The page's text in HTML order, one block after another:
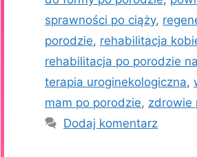
sprawności po ciąży,
porodzie, rehabilitacja
rehabilitacja po porodzie
terapia uroginekologiczna,
mam po porodzie, zdrowie
Dodaj komentarz